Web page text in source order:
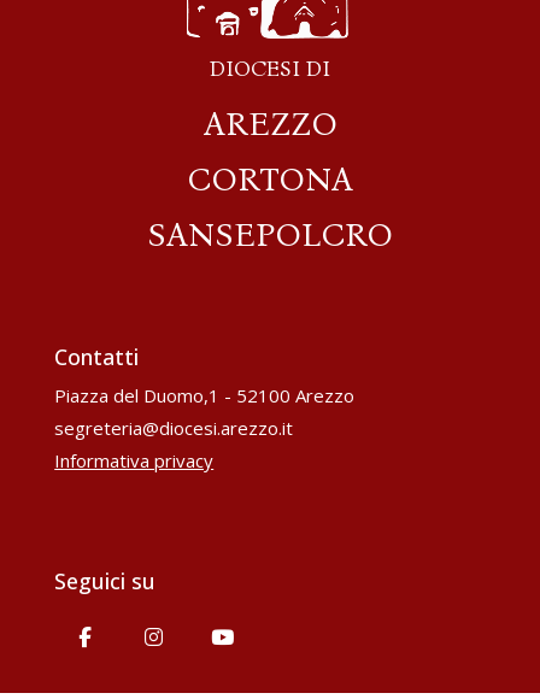
DIOCESI DI
AREZZO
CORTONA
SANSEPOLCRO
Contatti
Piazza del Duomo,1 - 52100 Arezzo
segreteria@diocesi.arezzo.it
Informativa privacy
Seguici su